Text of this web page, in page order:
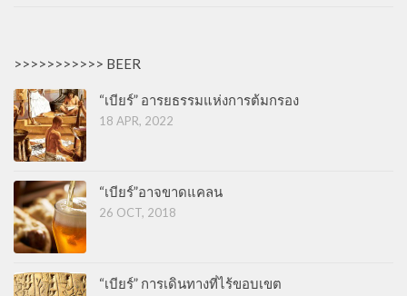
>>>>>>>>>>> BEER
“เบียร์” อารยธรรมแห่งการต้มกรอง
18 APR, 2022
“เบียร์”อาจขาดแคลน
26 OCT, 2018
“เบียร์” การเดินทางที่ไร้ขอบเขต